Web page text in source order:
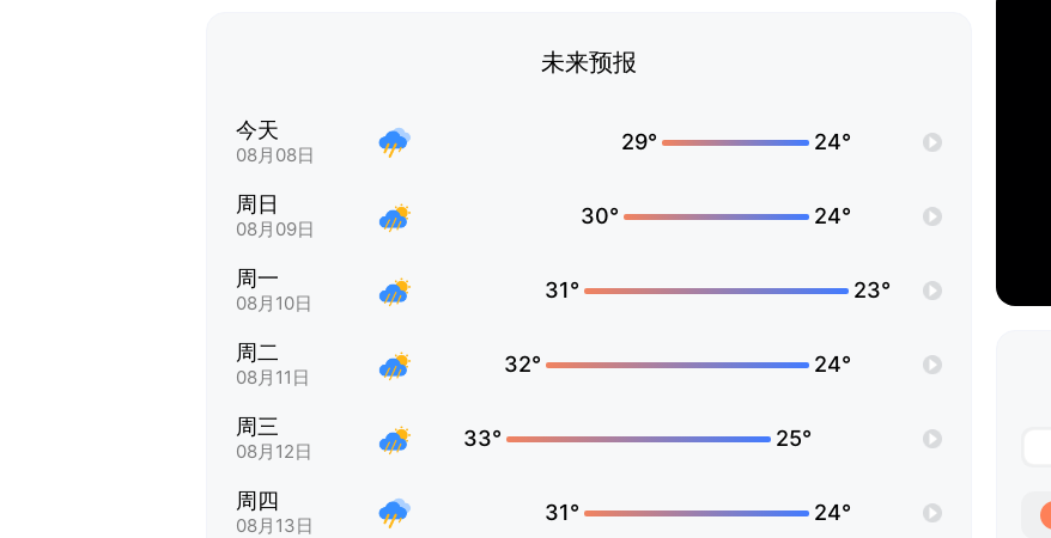
未来预报
今天
08月08日
29° 24°
周日
08月09日
30° 24°
周一
08月10日
31° 23°
周二
08月11日
32° 24°
周三
08月12日
33° 25°
周四
08月13日
31° 24°